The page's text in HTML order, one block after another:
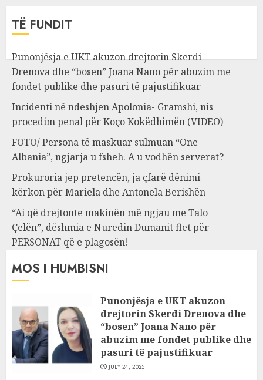
TË FUNDIT
Punonjësja e UKT akuzon drejtorin Skerdi
Drenova dhe “bosen” Joana Nano për abuzim me
fondet publike dhe pasuri të pajustifikuar
Incidenti në ndeshjen Apolonia- Gramshi, nis
procedim penal për Koço Kokëdhimën (VIDEO)
FOTO/ Persona të maskuar sulmuan “One
Albania”, ngjarja u fsheh. A u vodhën serverat?
Prokuroria jep pretencën, ja çfarë dënimi
kërkon për Mariela dhe Antonela Berishën
“Ai që drejtonte makinën më ngjau me Talo
Çelën”, dëshmia e Nuredin Dumanit flet për
PERSONAT që e plagosën!
MOS I HUMBISNI
Punonjësja e UKT akuzon
drejtorin Skerdi Drenova dhe
“bosen” Joana Nano për
abuzim me fondet publike dhe
pasuri të pajustifikuar
JULY 24, 2025